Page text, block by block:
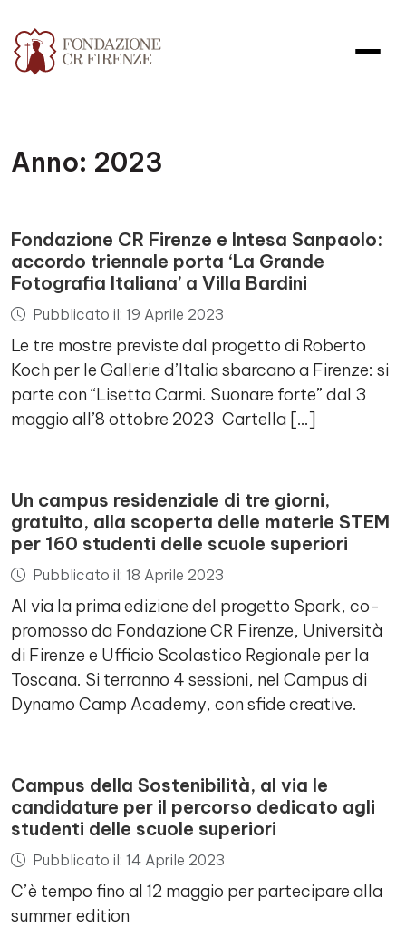
Anno: 2023
Fondazione CR Firenze e Intesa Sanpaolo:
accordo triennale porta ‘La Grande
Fotografia Italiana’ a Villa Bardini
Pubblicato il: 19 Aprile 2023
Le tre mostre previste dal progetto di Roberto
Koch per le Gallerie d’Italia sbarcano a Firenze: si
parte con “Lisetta Carmi. Suonare forte” dal 3
maggio all’8 ottobre 2023 Cartella […]
Un campus residenziale di tre giorni,
gratuito, alla scoperta delle materie STEM
per 160 studenti delle scuole superiori
Pubblicato il: 18 Aprile 2023
Al via la prima edizione del progetto Spark, co-
promosso da Fondazione CR Firenze, Università
di Firenze e Ufficio Scolastico Regionale per la
Toscana. Si terranno 4 sessioni, nel Campus di
Dynamo Camp Academy, con sfide creative.
Campus della Sostenibilità, al via le
candidature per il percorso dedicato agli
studenti delle scuole superiori
Pubblicato il: 14 Aprile 2023
C’è tempo fino al 12 maggio per partecipare alla
summer edition